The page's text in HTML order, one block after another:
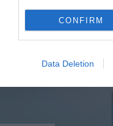
CONFIRM
Data Deletion